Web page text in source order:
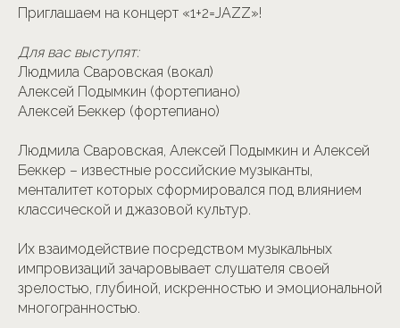
Приглашаем на концерт «1+2=JAZZ»!
Для вас выступят:
Людмила Сваровская (вокал)
Алексей Подымкин (фортепиано)
Алексей Беккер (фортепиано)
Людмила Сваровская, Алексей Подымкин и Алексей
Беккер – известные российские музыканты,
менталитет которых сформировался под влиянием
классической и джазовой культур.
Их взаимодействие посредством музыкальных
импровизаций зачаровывает слушателя своей
зрелостью, глубиной, искренностью и эмоциональной
многогранностью.